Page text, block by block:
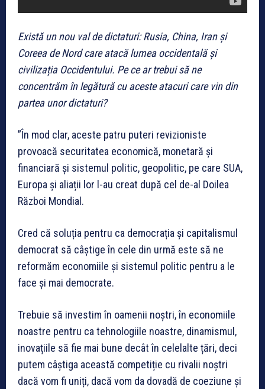
Există un nou val de dictaturi: Rusia, China, Iran și
Coreea de Nord care atacă lumea occidentală și
civilizația Occidentului. Pe ce ar trebui să ne
concentrăm în legătură cu aceste atacuri care vin din
partea unor dictaturi?
”În mod clar, aceste patru puteri revizioniste
provoacă securitatea economică, monetară și
financiară și sistemul politic, geopolitic, pe care SUA,
Europa și aliații lor l-au creat după cel de-al Doilea
Război Mondial.
Cred că soluția pentru ca democrația și capitalismul
democrat să câștige în cele din urmă este să ne
reformăm economiile și sistemul politic pentru a le
face și mai democrate.
Trebuie să investim în oamenii noștri, în economiile
noastre pentru ca tehnologiile noastre, dinamismul,
inovațiile să fie mai bune decât în celelalte țări, deci
putem câștiga această competiție cu rivalii noștri
dacă vom fi uniți, dacă vom da dovadă de coeziune și